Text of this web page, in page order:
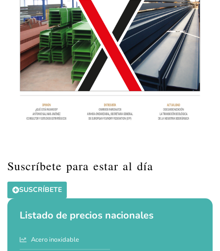
Suscríbete para estar al día
SUSCRÍBETE
Listado de precios nacionales
Acero inoxidable